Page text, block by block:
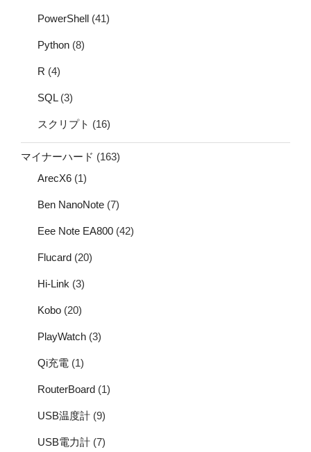
PowerShell (41)
Python (8)
R (4)
SQL(3)
スクリプト (16)
マイナーハード (163)
ArecX6 (1)
Ben NanoNote (7)
Eee Note EA800 (42)
Flucard (20)
Hi-Link (3)
Kobo (20)
PlayWatch (3)
Qi充電 (1)
RouterBoard (1)
USB温度計 (9)
USB電力計 (7)